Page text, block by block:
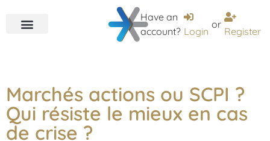
Have an
account? Login
or
Register
Marchés actions ou SCPI ?
Qui résiste le mieux en cas
de crise ?